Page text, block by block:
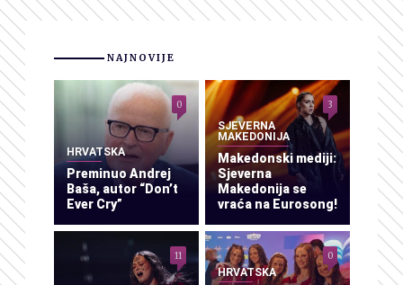
NAJNOVIJE
HRVATSKA
Preminuo Andrej
Baša, autor “Don’t
Ever Cry”
0
SJEVERNA
MAKEDONIJA
Makedonski mediji:
Sjeverna
Makedonija se
vraća na Eurosong!
3
11
HRVATSKA
0